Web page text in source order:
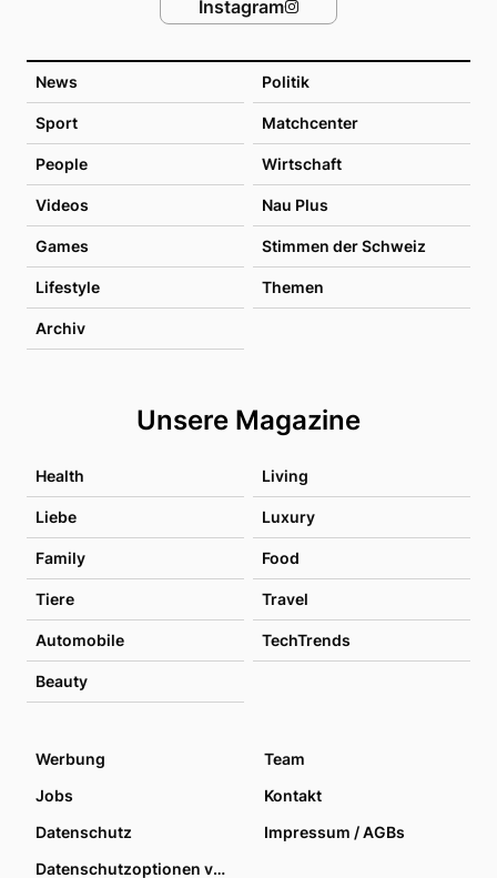
News Politik
Sport Matchcenter
People Wirtschaft
Videos Nau Plus
Games Stimmen der Schweiz
Lifestyle Themen
Archiv
Unsere Magazine
Health Living
Liebe Luxury
Family Food
Tiere Travel
Automobile TechTrends
Beauty
Instagram
Werbung
Team
Jobs
Kontakt
Datenschutz
Impressum / AGBs
Datenschutzoptionen verwalten